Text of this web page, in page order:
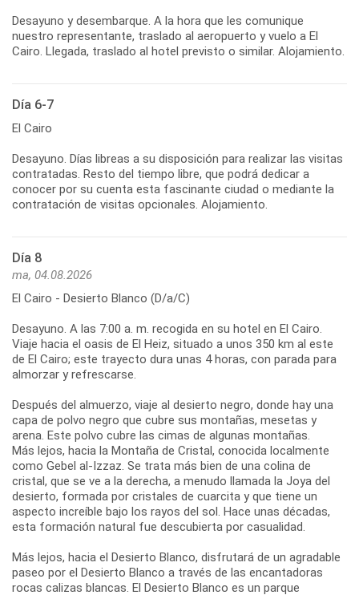
Desayuno y desembarque. A la hora que les comunique
nuestro representante, traslado al aeropuerto y vuelo a El
Cairo. Llegada, traslado al hotel previsto o similar. Alojamiento.
Día 6-7
El Cairo
Desayuno. Días libreas a su disposición para realizar las visitas
contratadas. Resto del tiempo libre, que podrá dedicar a
conocer por su cuenta esta fascinante ciudad o mediante la
contratación de visitas opcionales. Alojamiento.
Día 8
ma, 04.08.2026
El Cairo - Desierto Blanco (D/a/C)
Desayuno. A las 7:00 a. m. recogida en su hotel en El Cairo.
Viaje hacia el oasis de El Heiz, situado a unos 350 km al este
de El Cairo; este trayecto dura unas 4 horas, con parada para
almorzar y refrescarse.
Después del almuerzo, viaje al desierto negro, donde hay una
capa de polvo negro que cubre sus montañas, mesetas y
arena. Este polvo cubre las cimas de algunas montañas.
Más lejos, hacia la Montaña de Cristal, conocida localmente
como Gebel al-Izzaz. Se trata más bien de una colina de
cristal, que se ve a la derecha, a menudo llamada la Joya del
desierto, formada por cristales de cuarcita y que tiene un
aspecto increíble bajo los rayos del sol. Hace unas décadas,
esta formación natural fue descubierta por casualidad.
Más lejos, hacia el Desierto Blanco, disfrutará de un agradable
paseo por el Desierto Blanco a través de las encantadoras
rocas calizas blancas. El Desierto Blanco es un parque